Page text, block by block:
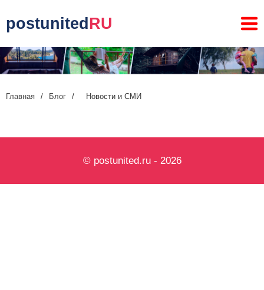
postunited RU
Главная / Блог / Новости и СМИ
© postunited.ru - 2026